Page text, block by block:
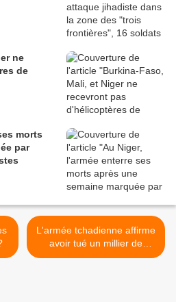
ne
de
morts
par
L'armée tchadienne affirme
avoir tué un millier de
djihadistes >